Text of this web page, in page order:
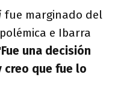
fue marginado del
e Ibarra
Fue una decisión
creo que fue lo